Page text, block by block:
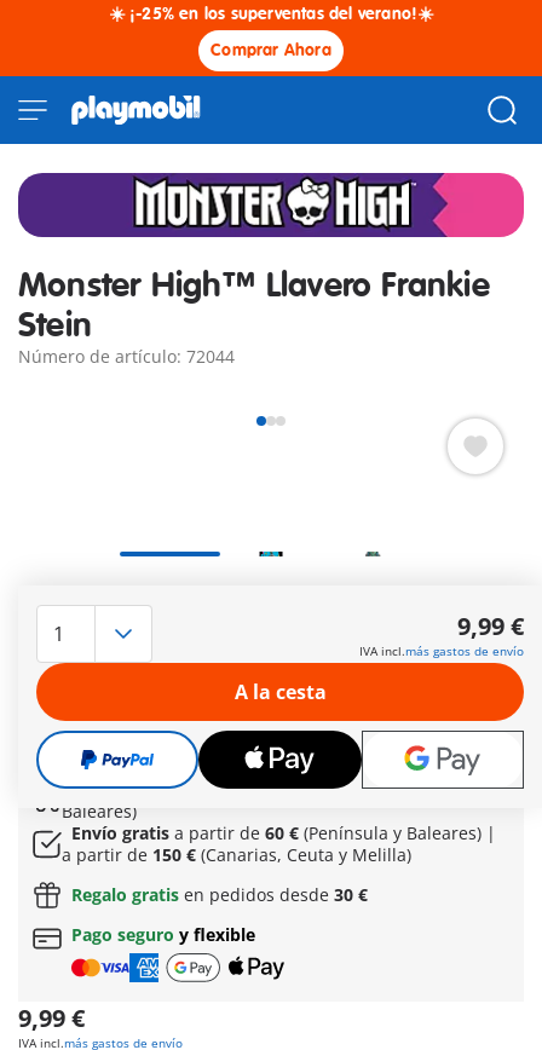
☀️ ¡-25% en los superventas del verano!☀️
Comprar Ahora
Monster High™ Llavero Frankie
Stein
Número de artículo: 72044
partes! Los llaveros de PLAYMOBIL te muestran icónicos
personajes femeninos de la primera generación en el clásico
estilo PLAYMOBIL. Elige el llavero de Frankie con su
inconfundible estilo parcheado y cuélgalo de tu bolso,
mochila o manojo de llaves. Así podrás mostrar tu atractivo
estilo monstruoso en cualquier lugar.
Más información
Envío gratis a partir normalde 60 € (Península y
Baleares)
Envío gratis a partir de 60 € (Península y Baleares) |
a partir de 150 € (Canarias, Ceuta y Melilla)
Regalo gratis en pedidos desde 30 €
Pago seguro y flexible
9,99 €
IVA incl.más gastos de envío
9,99 €
IVA incl.más gastos de envío
A la cesta